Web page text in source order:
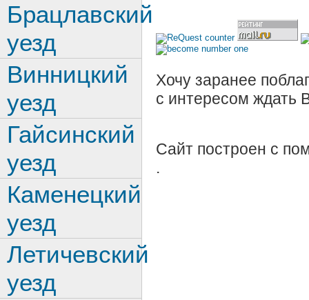
Хочу заранее
с интересом ждать
Сайт построен с
.
Брацлавский
уезд
Винницкий
уезд
Гайсинский
уезд
Каменецкий
уезд
Летичевский
уезд